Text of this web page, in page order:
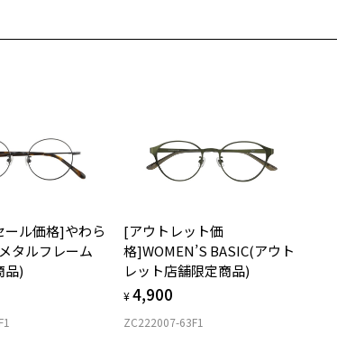
Plastic
ール価格]やわら
タルフレーム
品)
[アウトレット価
格]WOMEN’S BASIC(アウト
レット店舗限定商品)
¥4,900
ZC222007-63F1